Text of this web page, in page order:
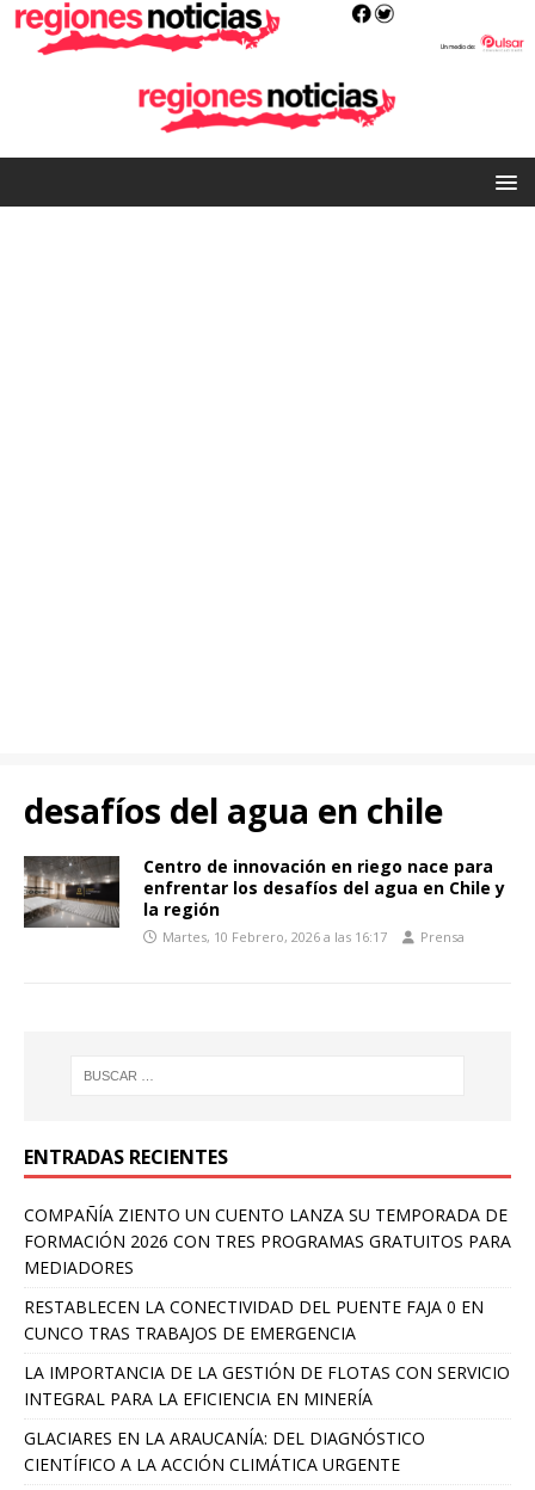
desafíos del agua en chile
Centro de innovación en riego nace para
enfrentar los desafíos del agua en Chile y
la región
Martes, 10 Febrero, 2026 a las 16:17 Prensa
ENTRADAS RECIENTES
COMPAÑÍA ZIENTO UN CUENTO LANZA SU TEMPORADA DE
FORMACIÓN 2026 CON TRES PROGRAMAS GRATUITOS PARA
MEDIADORES
RESTABLECEN LA CONECTIVIDAD DEL PUENTE FAJA 0 EN
CUNCO TRAS TRABAJOS DE EMERGENCIA
LA IMPORTANCIA DE LA GESTIÓN DE FLOTAS CON SERVICIO
INTEGRAL PARA LA EFICIENCIA EN MINERÍA
GLACIARES EN LA ARAUCANÍA: DEL DIAGNÓSTICO
CIENTÍFICO A LA ACCIÓN CLIMÁTICA URGENTE